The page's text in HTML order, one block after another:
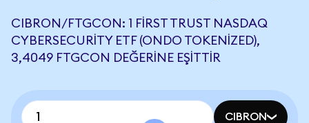
CIBRON/FTGCON: 1 FIRST TRUST NASDAQ
CYBERSECURITY ETF (ONDO TOKENIZED),
3,4049 FTGCON DEĞERINE EŞITTIR
CIBRON